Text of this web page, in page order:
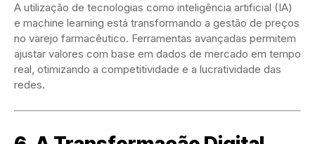
A utilização de tecnologias como inteligência artificial (IA)
e machine learning está transformando a gestão de preços
no varejo farmacêutico. Ferramentas avançadas permitem
ajustar valores com base em dados de mercado em tempo
real, otimizando a competitividade e a lucratividade das
redes.